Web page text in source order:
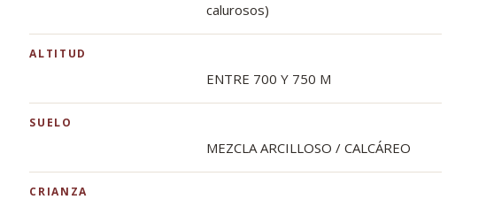
calurosos)
ALTITUD
ENTRE 700 Y 750 M
SUELO
MEZCLA ARCILLOSO / CALCÁREO
CRIANZA